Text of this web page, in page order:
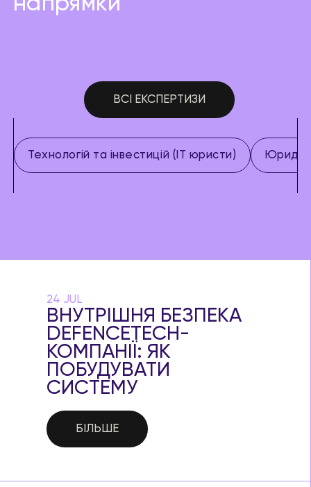
ВСІ ЕКСПЕРТИЗИ
Технологій та інвестицій (IT юристи)
24 JUL
ВНУТРІШНЯ БЕЗПЕКА
DEFENCETECH-
КОМПАНІЇ: ЯК
ПОБУДУВАТИ
СИСТЕМУ
БІЛЬШЕ